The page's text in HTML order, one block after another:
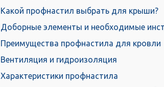
Какой профнастил выбрать для крыши?
Доборные элементы и необходимые
Преимущества профнастила для кровли
Вентиляция и гидроизоляция
Характеристики профнастила